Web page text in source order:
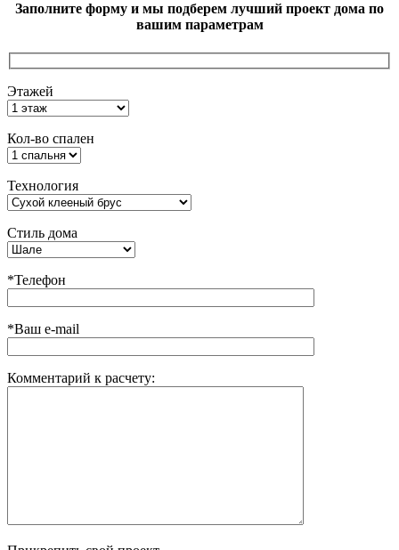
Заполните форму и мы подберем лучший проект дома по
вашим параметрам
Этажей
Кол-во спален
Технология
Стиль дома
*Телефон
*Ваш e-mail
Комментарий к расчету: